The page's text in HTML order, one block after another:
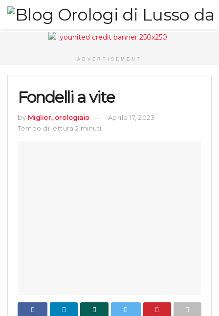
ADVERTISEMENT
Fondelli a vite
by Miglior_orologiaio
Aprile 17, 2023
Tempo di lettura 2 minuti